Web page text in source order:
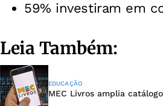
59% investiram em
Leia Também:
EDUCAÇÃO
MEC Livros amplia